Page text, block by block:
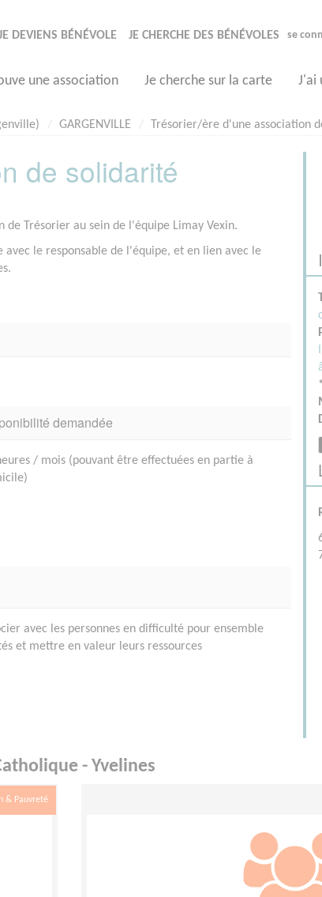
DEVIENS BÉNÉVOLE JE CHERCHE DES BÉNÉVOLES se
une association Je cherche sur la carte J'ai
GARGENVILLE Trésorier/ère d'une association
de solidarité
de Trésorier au sein de l'équipe Limay Vexin.
le responsable de l'équipe, et en lien avec le
demandée
/ mois (pouvant être effectuées en partie à
avec les personnes en difficulté pour ensemble
et mettre en valeur leurs ressources
- Yvelines
& Pauvreté